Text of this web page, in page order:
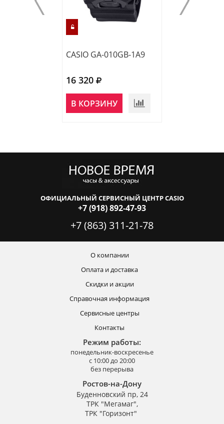
CASIO GA-010GB-1A9
16 320
В КОРЗИНУ
ОФИЦИАЛЬНЫЙ СЕРВИСНЫЙ ЦЕНТР CASIO
+7 (918) 892-47-93
+7 (863) 311-21-78
О компании
Оплата и доставка
Скидки и акции
Справочная информация
Сервисные центры
Контакты
Режим работы:
понедельник-воскресенье
с 10:00 до 20:00
без перерыва
Ростов-на-Дону
Буденновский пр, 24
ТРК "Мегамаг",
ТРК "Горизонт"